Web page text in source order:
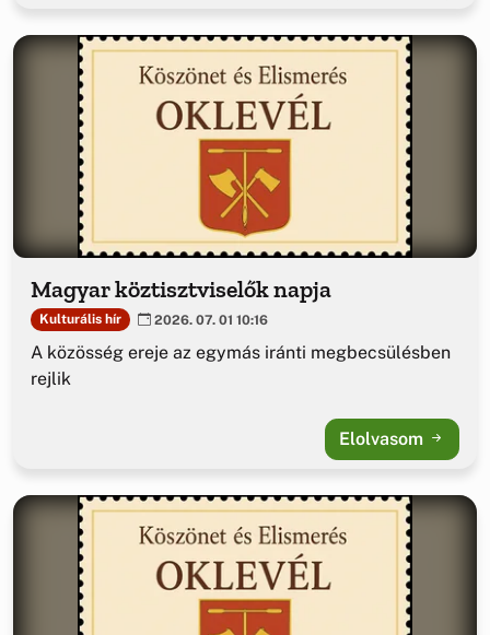
Magyar köztisztviselők napja
Kulturális hír 2026. 07. 01 10:16
A közösség ereje az egymás iránti megbecsülésben
rejlik
Elolvasom